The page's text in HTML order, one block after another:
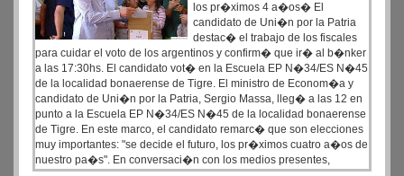
los pr�ximos 4 a�os� El
candidato de Uni�n por la Patria
destac� el trabajo de los fiscales
para cuidar el voto de los argentinos y confirm� que ir� al b�nker
a las 17:30hs. El candidato vot� en la Escuela EP N�34/ES N�45
de la localidad bonaerense de Tigre. El ministro de Econom�a y
candidato de Uni�n por la Patria, Sergio Massa, lleg� a las 12 en
punto a la Escuela EP N�34/ES N�45 de la localidad bonaerense
de Tigre. En este marco, el candidato remarc� que son elecciones
muy importantes: "se decide el futuro, los pr�ximos cuatro a�os de
nuestro pa�s". En conversaci�n con los medios presentes,